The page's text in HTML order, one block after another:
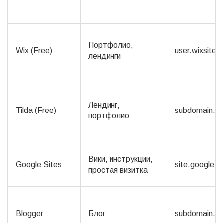
Wix (Free)
Портфолио,
лендинги
Tilda (Free)
Лендинг,
портфолио
Google Sites
Вики, инструкции,
простая визитка
Blogger Блог